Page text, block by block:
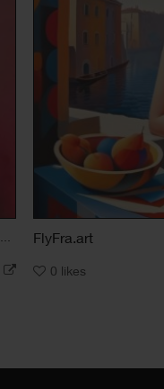
FlyFra.art
0 likes